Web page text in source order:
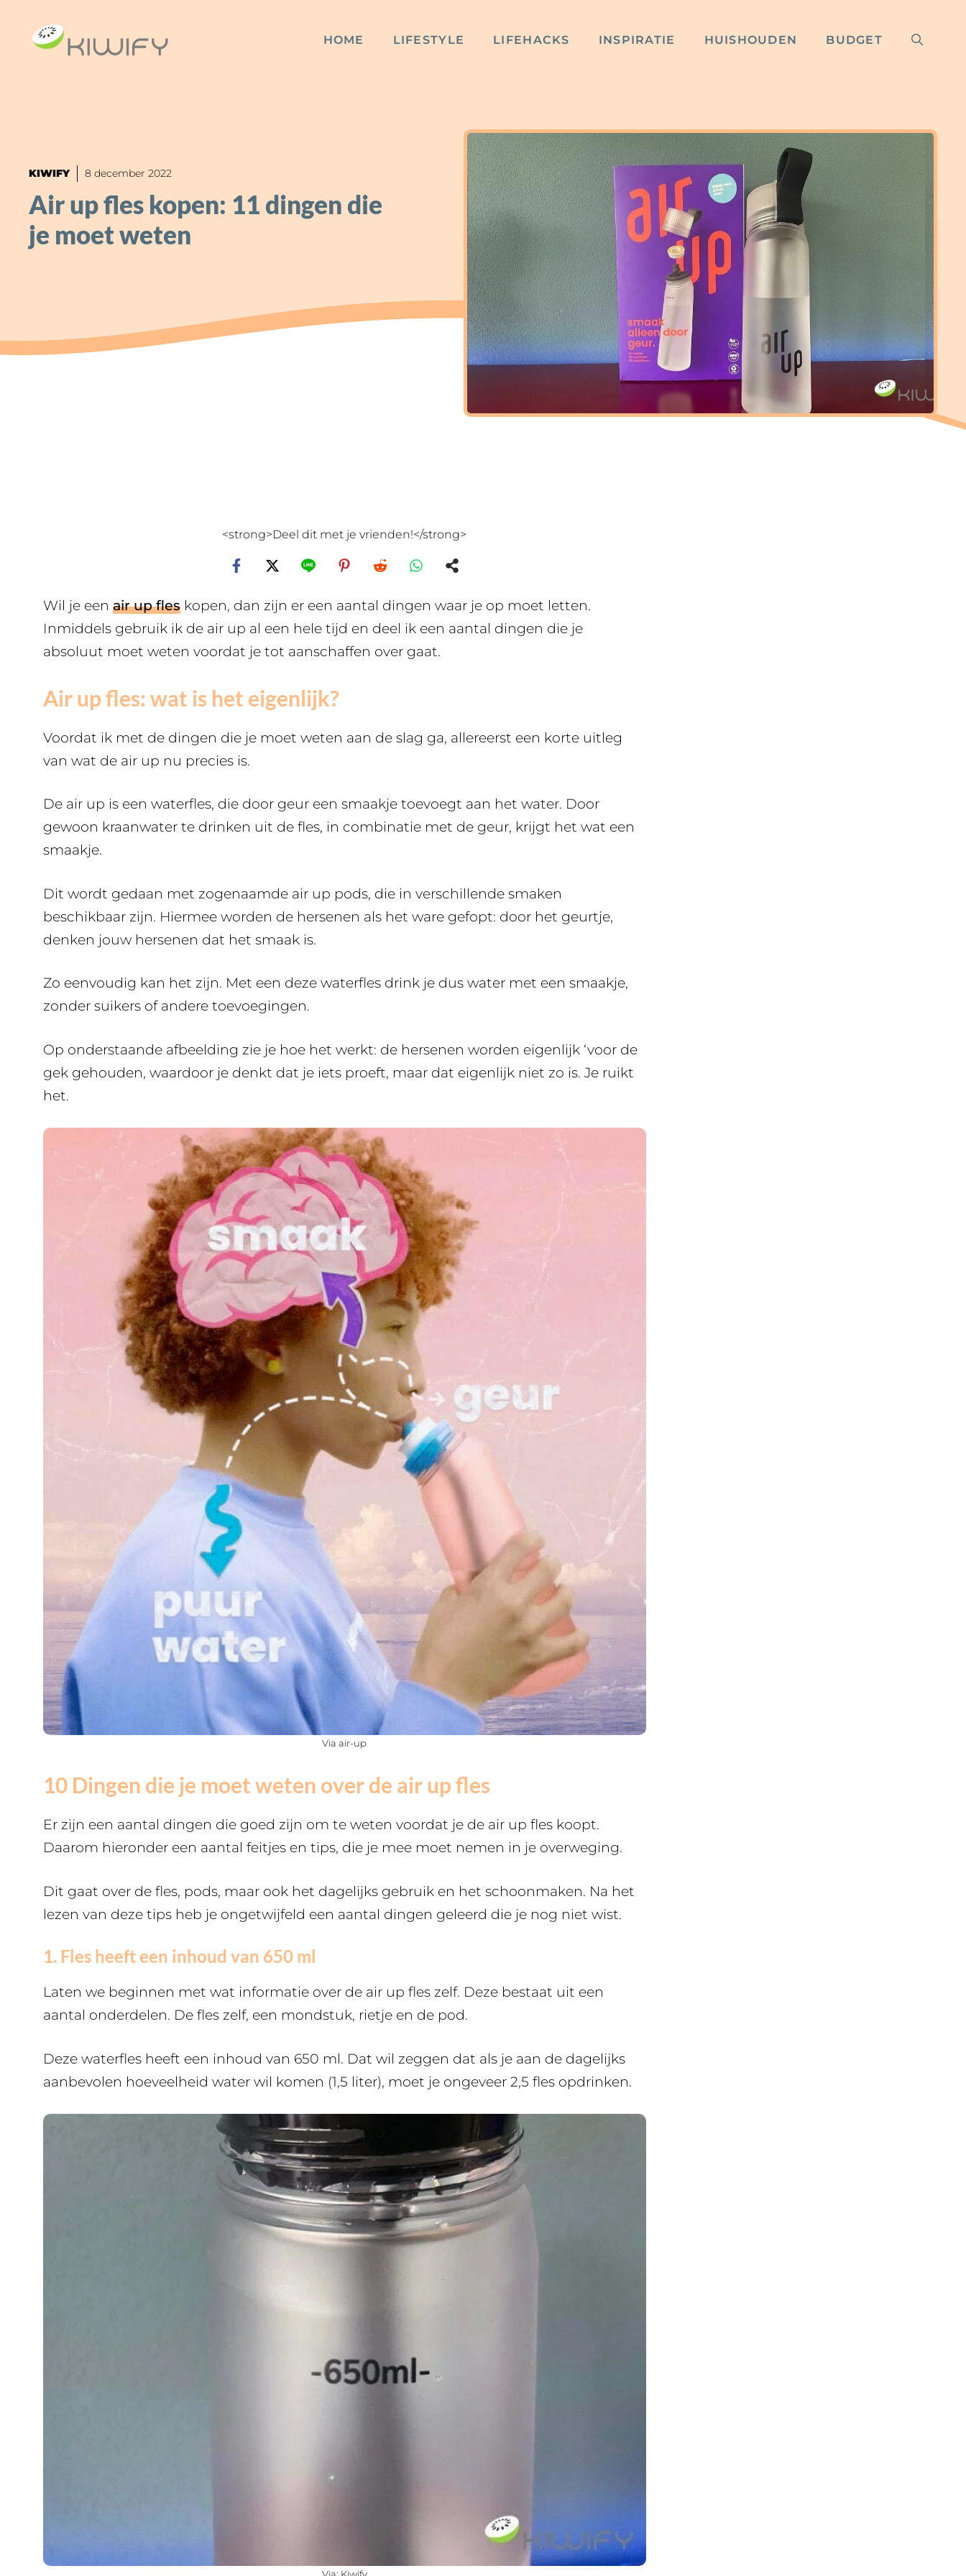
HOME LIFESTYLE LIFEHACKS INSPIRATIE HUISHOUDEN BUDGET
KIWIFY 8 december 2022
Air up fles kopen: 11 dingen die
je moet weten
<strong>Deel dit met je vrienden!</strong>
Wil je een air up fles kopen, dan zijn er een aantal dingen waar je op moet letten.
Inmiddels gebruik ik de air up al een hele tijd en deel ik een aantal dingen die je
absoluut moet weten voordat je tot aanschaffen over gaat.
Air up fles: wat is het eigenlijk?
Voordat ik met de dingen die je moet weten aan de slag ga, allereerst een korte uitleg
van wat de air up nu precies is.
De air up is een waterfles, die door geur een smaakje toevoegt aan het water. Door
gewoon kraanwater te drinken uit de fles, in combinatie met de geur, krijgt het wat een
smaakje.
Dit wordt gedaan met zogenaamde air up pods, die in verschillende smaken
beschikbaar zijn. Hiermee worden de hersenen als het ware gefopt: door het geurtje,
denken jouw hersenen dat het smaak is.
Zo eenvoudig kan het zijn. Met een deze waterfles drink je dus water met een smaakje,
zonder suikers of andere toevoegingen.
Op onderstaande afbeelding zie je hoe het werkt: de hersenen worden eigenlijk ‘voor de
gek gehouden, waardoor je denkt dat je iets proeft, maar dat eigenlijk niet zo is. Je ruikt
het.
Via air-up
10 Dingen die je moet weten over de air up fles
Er zijn een aantal dingen die goed zijn om te weten voordat je de air up fles koopt.
Daarom hieronder een aantal feitjes en tips, die je mee moet nemen in je overweging.
Dit gaat over de fles, pods, maar ook het dagelijks gebruik en het schoonmaken. Na het
lezen van deze tips heb je ongetwijfeld een aantal dingen geleerd die je nog niet wist.
1. Fles heeft een inhoud van 650 ml
Laten we beginnen met wat informatie over de air up fles zelf. Deze bestaat uit een
aantal onderdelen. De fles zelf, een mondstuk, rietje en de pod.
Deze waterfles heeft een inhoud van 650 ml. Dat wil zeggen dat als je aan de dagelijks
aanbevolen hoeveelheid water wil komen (1,5 liter), moet je ongeveer 2,5 fles opdrinken.